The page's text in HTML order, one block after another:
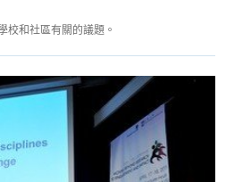
校和社區有關的議題。